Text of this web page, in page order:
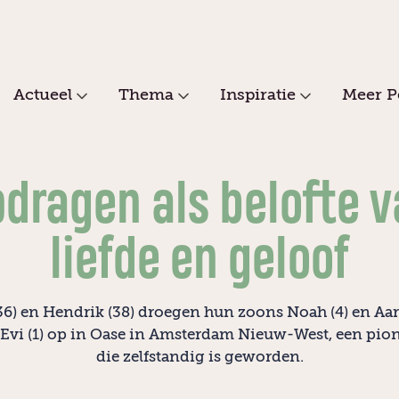
Actueel Thema Inspiratie Meer
als belofte
liefde en geloof
en Hendrik (38) droegen hun zoons Noah (4) en
(1) op in Oase in Amsterdam Nieuw-West, een
die zelfstandig is geworden.